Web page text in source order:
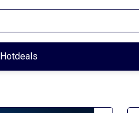
Hotdeals